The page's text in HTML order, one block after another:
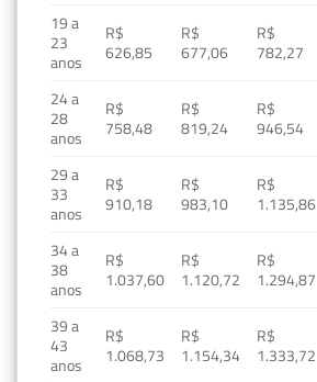
19 a
23
anos
R$
626,85
R$
677,06
R$
782,27
24 a
28
anos
R$
758,48
R$
819,24
R$
946,54
29 a
33
anos
R$
910,18
R$
983,10
R$
1.135,86
34 a
38
anos
R$
1.037,60
R$
1.120,72
R$
1.294,87
39 a
43
anos
R$
1.068,73
R$
1.154,34
R$
1.333,72